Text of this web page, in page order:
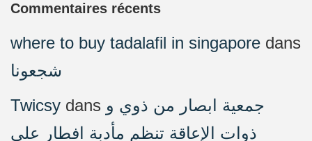
Commentaires récents
where to buy tadalafil in singapore dans
شجعونا
Twicsy dans جمعية ابصار من ذوي و
ذوات الإعاقة تنظم مأدبة افطار على